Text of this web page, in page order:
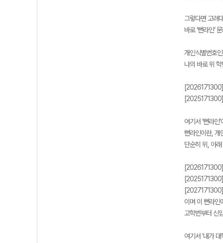
그렇다면 고려
바로 ‘뻔라인’
개인식별번호인
나의 바로 위
여기서 ‘뻔라인
뻔라인이란, 개
단순히 위, 아
이며 이 뻔라인
고학번부터 신
여기서 ‘내가